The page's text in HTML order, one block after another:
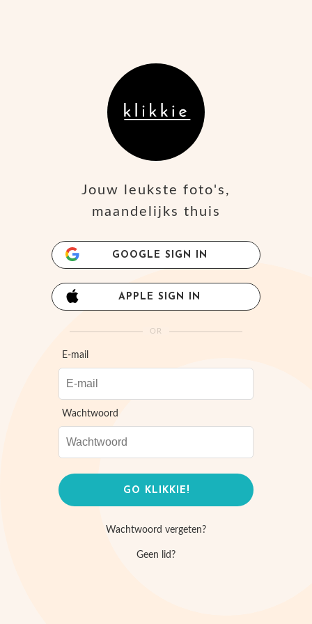
Jouw leukste foto's,
maandelijks thuis
GOOGLE SIGN IN
APPLE SIGN IN
OR
E-mail
Wachtwoord
Wachtwoord vergeten?
Geen lid?